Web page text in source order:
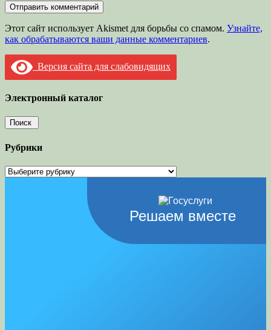
Этот сайт использует Akismet для борьбы со спамом. Узнайте,
как обрабатываются ваши данные комментариев.
Версия сайта для слабовидящих
Электронный каталог
Рубрики
Рубрики
Решаем вместе